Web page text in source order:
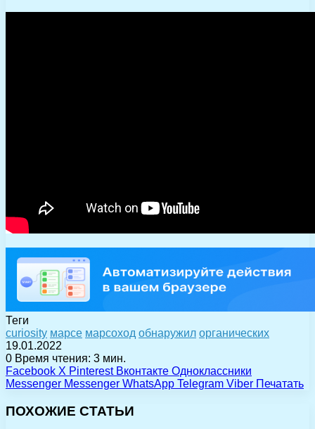
Теги
curiosity марсе марсоход обнаружил органических
19.01.2022
0 Время чтения: 3 мин.
Facebook X Pinterest Вконтакте Одноклассники
Messenger Messenger WhatsApp Telegram Viber Печатать
ПОХОЖИЕ СТАТЬИ